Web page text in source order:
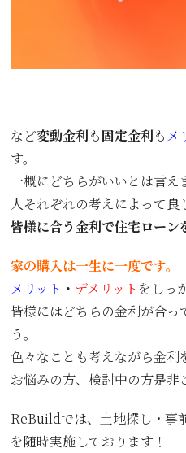
など変動金利も固定金利もメ
す。
一概にどちらがいいとは言え
人それぞれの考えによって良
皆様に合う金利で住宅ローン
家の購入は一生に一度です。
メリット ・ デメリットをしっ
皆様にはどちらの金利が合っ
う。
色々なことも考えながら金利
お悩みの方、検討中の方是非
ReBuildでは、土地探し・事
を随時実施しております！